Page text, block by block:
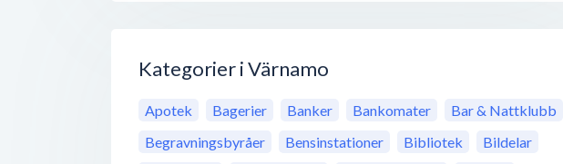
Kategorier i Värnamo
Apotek Bagerier Banker Bankomater
Bar & Nattklubb
Begravningsbyråer
Bensinstationer Bibliotek
Bildelar